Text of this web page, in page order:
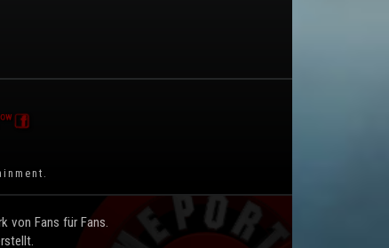
.
von Fans für Fans.